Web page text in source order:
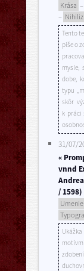
Krása –
–
Tento
píše o
mysle;
dobe,
typu
skôr
k práci
31/07/
«
vnnd
/ 1598)
Umenie